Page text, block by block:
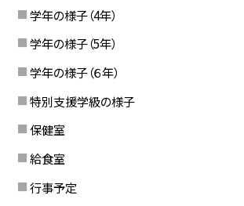
学年の様子（4年）
学年の様子（5年）
学年の様子（６年）
特別支援学級の様子
保健室
給食室
行事予定